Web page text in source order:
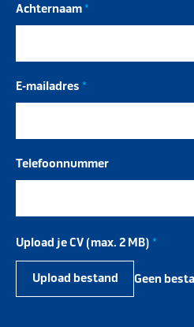
Achternaam *
E-mailadres *
Telefoonnummer
Upload je CV (max. 2 MB) *
Upload bestand Geen